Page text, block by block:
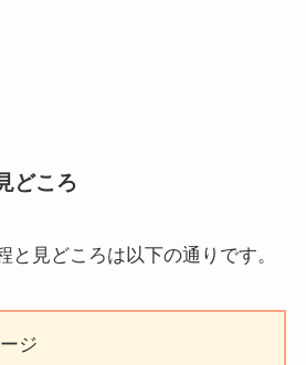
どころ
と見どころは以下の通りです。
ジ